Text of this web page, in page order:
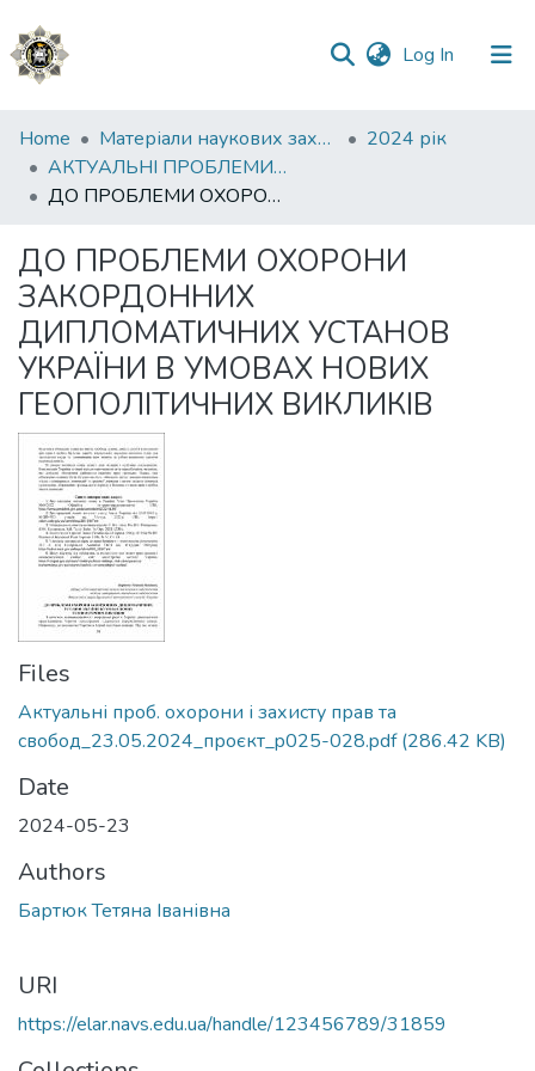
Log In (current)
Communities
&
Collections
Statistics
Home Матеріали наукових заходів
2024 рік
АКТУАЛЬНІ ПРОБЛЕМИ ОХОРОНИ І ЗАХИСТУ ПРАВ ТА СВОБОД ЛЮДИНИ І ГРОМАДЯНИНА В УМОВАХ ВОЄННОГО СТАНУ ТА ПІСЛЯВОЄННИЙ ПЕРІОД
ДО ПРОБЛЕМИ ОХОРОНИ ЗАКОРДОННИХ ДИПЛОМАТИЧНИХ УСТАНОВ УКРАЇНИ В УМОВАХ НОВИХ ГЕОПОЛІТИЧНИХ ВИКЛИКІВ
ДО ПРОБЛЕМИ ОХОРОНИ
ЗАКОРДОННИХ
ДИПЛОМАТИЧНИХ УСТАНОВ
УКРАЇНИ В УМОВАХ НОВИХ
ГЕОПОЛІТИЧНИХ ВИКЛИКІВ
Files
Актуальні проб. охорони і захисту прав та
свобод_23.05.2024_проєкт_p025-028.pdf(286.42 KB)
Date
2024-05-23
Authors
Бартюк Тетяна Іванівна
URI
https://elar.navs.edu.ua/handle/123456789/31859